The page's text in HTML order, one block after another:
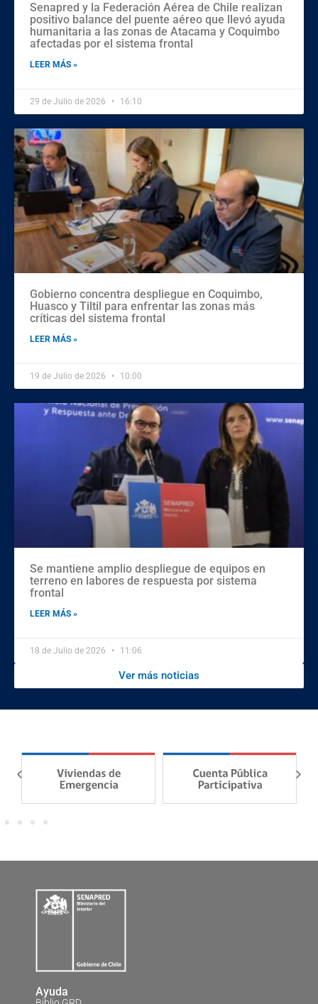
Senapred y la Federación Aérea de Chile realizan
positivo balance del puente aéreo que llevó ayuda
humanitaria a las zonas de Atacama y Coquimbo
afectadas por el sistema frontal
LEER MÁS »
29 de Julio de 2026 16:10
Gobierno concentra despliegue en Coquimbo,
Huasco y Tiltil para enfrentar las zonas más
críticas del sistema frontal
LEER MÁS »
19 de Julio de 2026 10:00
Se mantiene amplio despliegue de equipos en
terreno en labores de respuesta por sistema
frontal
LEER MÁS »
18 de Julio de 2026 11:06
Ver más noticias
Ayuda